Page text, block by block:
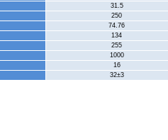
31.5
250
74.76
134
255
1000
16
32±3